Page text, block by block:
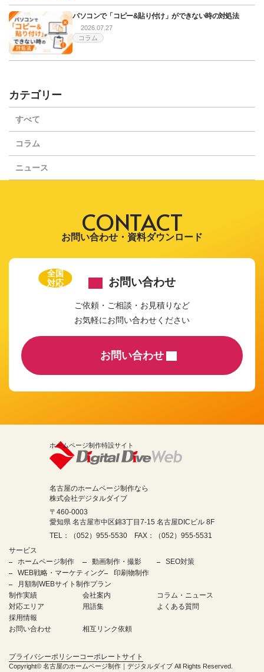
パソコンで「コピー&貼り付け」ができない時の対処法
2026.07.27
コラム
カテゴリー
すべて
コラム
ニュース
CONTACT
お問い合わせ・資料ダウンロード
全国
対応
お問い合わせ
ご依頼・ご相談・お見積りなど
お気軽にお問い合わせください
お問い合わせ
ホームページ制作特設サイト
名古屋のホームページ制作なら
株式会社デジタルダイブ
〒460-0003
愛知県 名古屋市中区錦3丁目7-15 名古屋DICビル 8F
TEL：（052）955-5530 FAX：（052）955-5531
サービス
ホームページ制作
動画制作・撮影
SEO対策
WEB戦略・マーケティング
印刷物制作
月額制WEBサイト制作プラン
制作実績
会社案内
コラム・ニュース
対応エリア
用語集
よくある質問
採用情報
お問い合わせ
相互リンク依頼
プライバシーポリシーコーポレートサイト
Copyright© 名古屋のホームページ制作｜デジタルダイブ All Rights Reserved.